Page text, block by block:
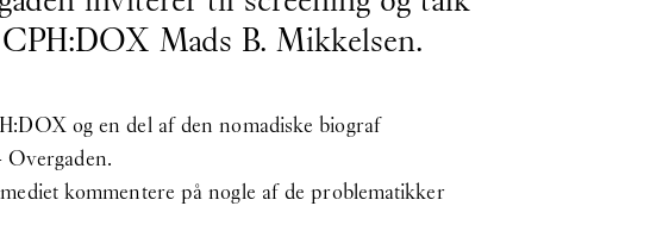
Mads B. Mikkelsen.
og en del af den nomadiske biograf
kommentere på nogle af de problematikker